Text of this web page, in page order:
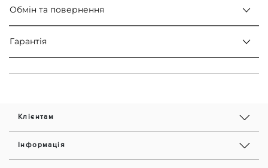
Обмін та повернення
Гарантія
Клієнтам
Інформація